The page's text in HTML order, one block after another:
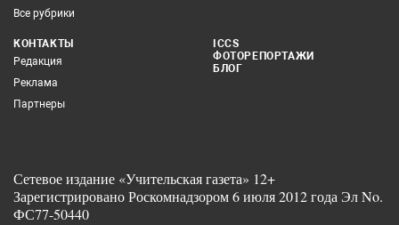
Все рубрики
КОНТАКТЫ
Редакция
Реклама
Партнеры
ICCS
ФОТОРЕПОРТАЖИ
БЛОГ
Сетевое издание «Учительская газета» 12+
Зарегистрировано Роскомнадзором 6 июля 2012 года Эл No.
ФС77-50440